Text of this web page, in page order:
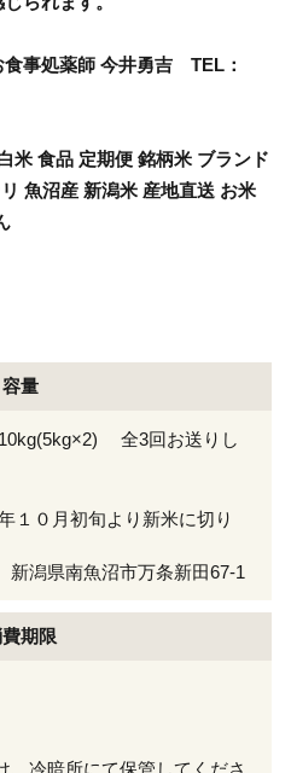
食事処薬師 今井勇吉 TEL：
米 食品 定期便 銘柄米 ブランド
魚沼産 新潟米 産地直送 お米
容量
全3回お送りし
１０月初旬より新米に切り
潟県南魚沼市万条新田67-1
期限
、冷暗所にて保管してくださ